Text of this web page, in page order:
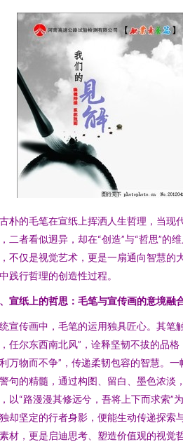
朴的毛笔在宣纸上挥洒人生哲理，当现
二者看似迥异，却在“创造”与“哲思”的
不仅是视觉艺术，更是一扇通向智慧的
践行哲理的创造性过程。
宣纸上的哲思：毛笔与宣传画的意境融
宣传画中，毛笔的运用独具匠心。其笔
任尔东西南北风”，诠释坚韧不拔的品
万物而不争”，传递柔韧包容的智慧。
句的精髓，通过构图、留白、墨色浓淡
以“路漫漫其修远兮，吾将上下而求索”
却坚定的行者身影，便能生动传递探索
材，更是启迪思考、塑造价值观的视觉哲